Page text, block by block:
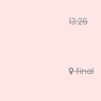
13:26
final